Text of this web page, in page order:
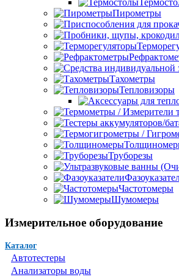
Пирометры
Тахометры
Тепловизоры
Труборезы
Частотомеры
Шумомеры
Измерительное оборудование
Каталог
Автотестеры
Анализаторы воды